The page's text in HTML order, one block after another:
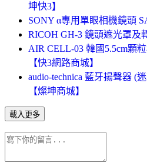
坤快3】
SONY α專用單眼相機鏡頭
RICOH GH-3 鏡頭遮光罩及
AIR CELL-03 韓國5.5cm顆
【快3網路商城】
audio-technica 藍牙揚聲器 (
【燦坤商城】
載入更多